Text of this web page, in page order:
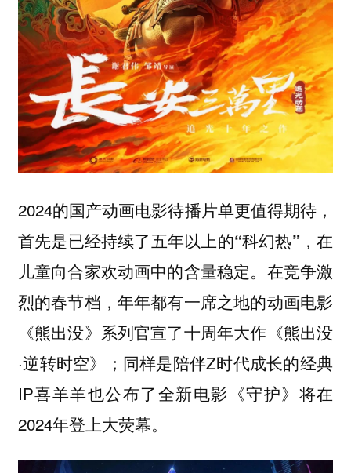
2024的国产动画电影待播片单更值得期待，
首先是已经持续了五年以上的“科幻热” ，在
儿童向合家欢动画中的含量稳定。在竞争激
烈的春节档，年年都有一席之地的动画电影
《熊出没》系列官宣了十周年大作《熊出没
·逆转时空》；同样是陪伴Z时代成长的经典
IP喜羊羊也公布了全新电影《守护》将在
2024年登上大荧幕。